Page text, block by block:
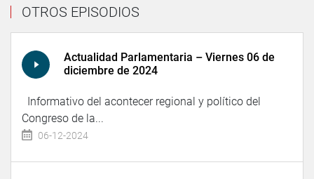
OTROS EPISODIOS
Actualidad Parlamentaria – Viernes 06 de
diciembre de 2024
Informativo del acontecer regional y político del
Congreso de la...
06-12-2024